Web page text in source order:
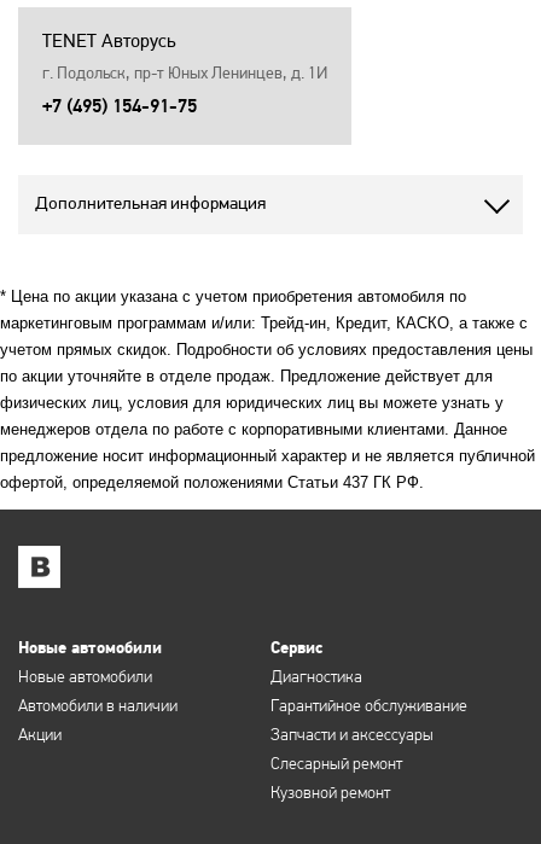
TENET Авторусь
г. Подольск, пр-т Юных Ленинцев, д. 1И
+7 (495) 154-91-75
Дополнительная информация
* Цена по акции указана с учетом приобретения автомобиля по
маркетинговым программам и/или: Трейд-ин, Кредит, КАСКО, а также с
учетом прямых скидок. Подробности об условиях предоставления цены
по акции уточняйте в отделе продаж. Предложение действует для
физических лиц, условия для юридических лиц вы можете узнать у
менеджеров отдела по работе с корпоративными клиентами. Данное
предложение носит информационный характер и не является публичной
офертой, определяемой положениями Статьи 437 ГК РФ.
Новые автомобили
Новые автомобили
Автомобили в наличии
Акции
Сервис
Диагностика
Гарантийное обслуживание
Запчасти и аксессуары
Слесарный ремонт
Кузовной ремонт